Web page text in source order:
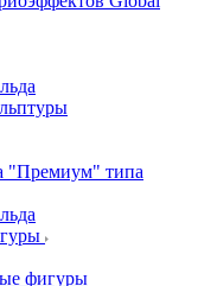
"Премиум" типа
фигуры